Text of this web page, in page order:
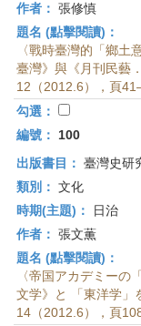
作者： 張修慎
題名 (點擊閱讀)：
〈戰時臺灣的「鄉土
臺灣》與《月刊民藝
12（2012.6），頁
勾選：
編號：
100
出版書目： 臺灣史研
類別： 文化
時期(主題)：
日治
作者： 張文薫
題名 (點擊閱讀)：
〈帝国アカデミー
文学》と 「東洋学」
14（2012.6），頁